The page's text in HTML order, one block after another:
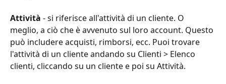
Attività - si riferisce all'attività di un cliente. O
meglio, a ciò che è avvenuto sul loro account. Questo
può includere acquisti, rimborsi, ecc. Puoi trovare
l'attività di un cliente andando su Clienti > Elenco
clienti, cliccando su un cliente e poi su Attività.